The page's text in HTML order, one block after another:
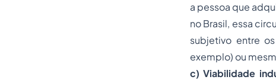
a pessoa que
no Brasil, essa
subjetivo entre
exemplo) ou
c) Viabilidade